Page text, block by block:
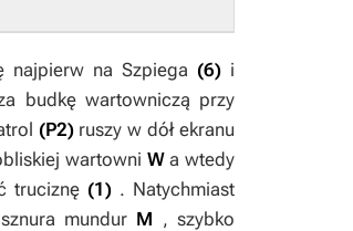
najpierw na Szpiega (6) i
budkę wartowniczą przy
(P2) ruszy w dół ekranu
wartowni W a wtedy
truciznę (1) . Natychmiast
mundur M , szybko